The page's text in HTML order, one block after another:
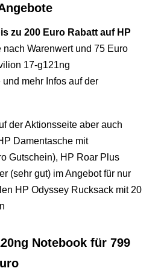
zu 200 Euro Rabatt auf HP
nach Warenwert und 75 Euro
17-g121ng
mehr Infos auf der
der Aktionsseite aber auch
Damentasche mit
Gutschein), HP Roar Plus
(sehr gut) im Angebot für nur
HP Odyssey Rucksack mit 20
Notebook für 799